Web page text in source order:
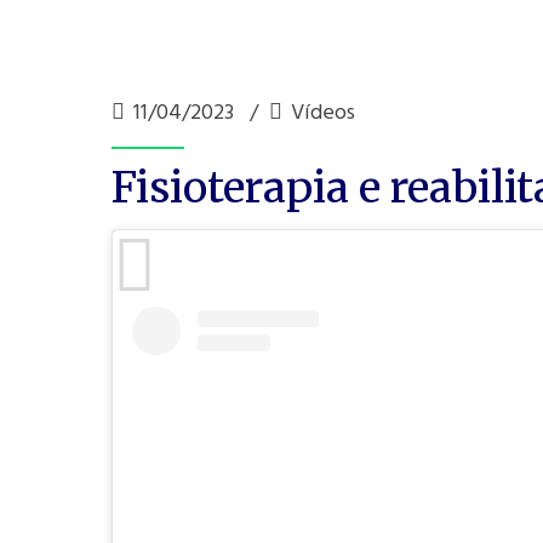
11/04/2023 Vídeos
Fisioterapia e